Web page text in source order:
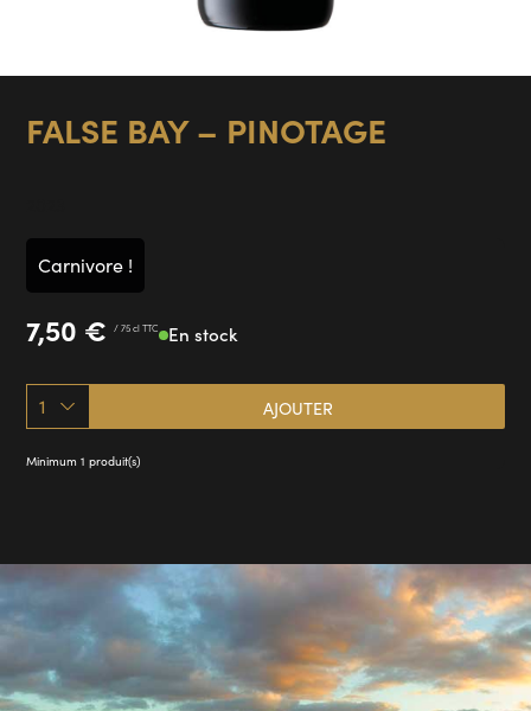
FALSE BAY – PINOTAGE
7,50 € / 75 cl TTC En stock
1 AJOUTER
Minimum 1 produit(s)
Carnivore !